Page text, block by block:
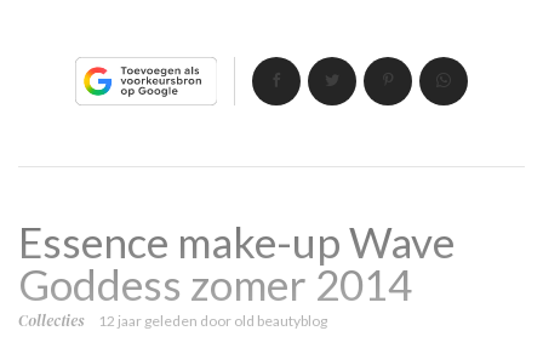
Essence make-up Wave
Goddess zomer 2014
Collecties 12 jaar geleden door old beautyblog